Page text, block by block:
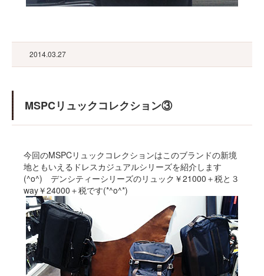
2014.03.27
MSPCリュックコレクション③
今回のMSPCリュックコレクションはこのブランドの新境
地ともいえるドレスカジュアルシリーズを紹介します
(^o^) デンシティーシリーズのリュック￥21000＋税と３
way￥24000＋税です(*^o^*)